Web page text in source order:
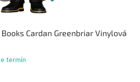
Cardan Greenbriar Vinylová
termín